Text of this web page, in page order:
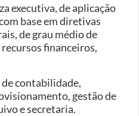
executiva, de aplicação
base em diretivas
de grau médio de
financeiros,
de contabilidade,
gestão de
e secretaria.